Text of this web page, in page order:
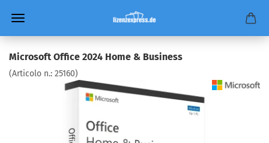
Microsoft Office 2024 Home & Business
(Articolo n.: 25160)